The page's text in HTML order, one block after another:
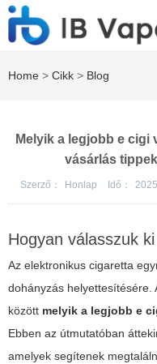
Home > Cikk > Blog
Melyik a legjobb e cigi
vásárlás
Szerző： Honlap Idő：
Hogyan válasszuk ki
Az elektronikus cigaretta
dohányzás
között melyik a legjobb e
Ebben az útmutatóban
amelyek segítenek